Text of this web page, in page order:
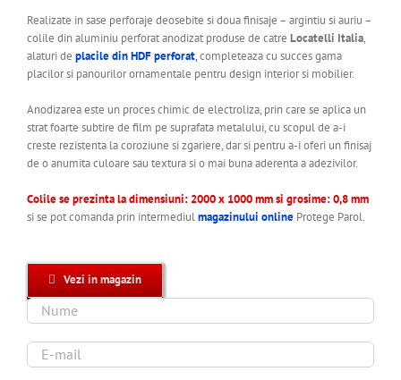
Realizate in sase perforaje deosebite si doua finisaje – argintiu si auriu –
colile din aluminiu perforat anodizat produse de catre Locatelli Italia,
alaturi de placile din HDF perforat,completeaza cu succes gama
placilor si panourilor ornamentale pentru design interior si mobilier.
Anodizarea este un proces chimic de electroliza, prin care se aplica un
strat foarte subtire de film pe suprafata metalului, cu scopul de a-i
creste rezistenta la coroziune si zgariere, dar si pentru a-i oferi un finisaj
de o anumita culoare sau textura si o mai buna aderenta a adezivilor.
Colile se prezinta la dimensiuni: 2000 x 1000 mm si grosime: 0,8 mm
si se pot comanda prin intermediulmagazinului online Protege Parol.
Vezi in magazin